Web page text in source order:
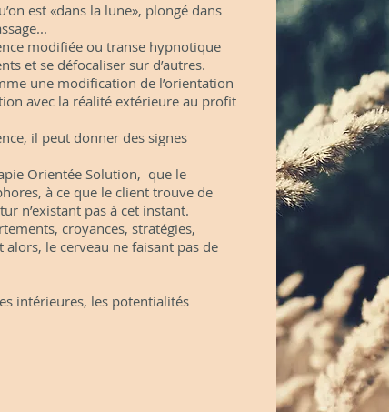
est «dans la lune», plongé dans
modifiée ou transe hypnotique
et se défocaliser sur d’autres.
une modification de l’orientation
avec la réalité extérieure au profit
il peut donner des signes
Orientée Solution, que le
à ce que le client trouve de
n’existant pas à cet instant.
croyances, stratégies,
le cerveau ne faisant pas de
intérieures, les potentialités